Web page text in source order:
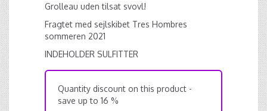
Grolleau uden tilsat svovl!
Fragtet med sejlskibet Tres Hombres
sommeren 2021
INDEHOLDER SULFITTER
Quantity discount on this product -
save up to 16 %